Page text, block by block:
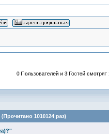
0 Пользователей и 3 Гостей смотрят
1010124 раз)